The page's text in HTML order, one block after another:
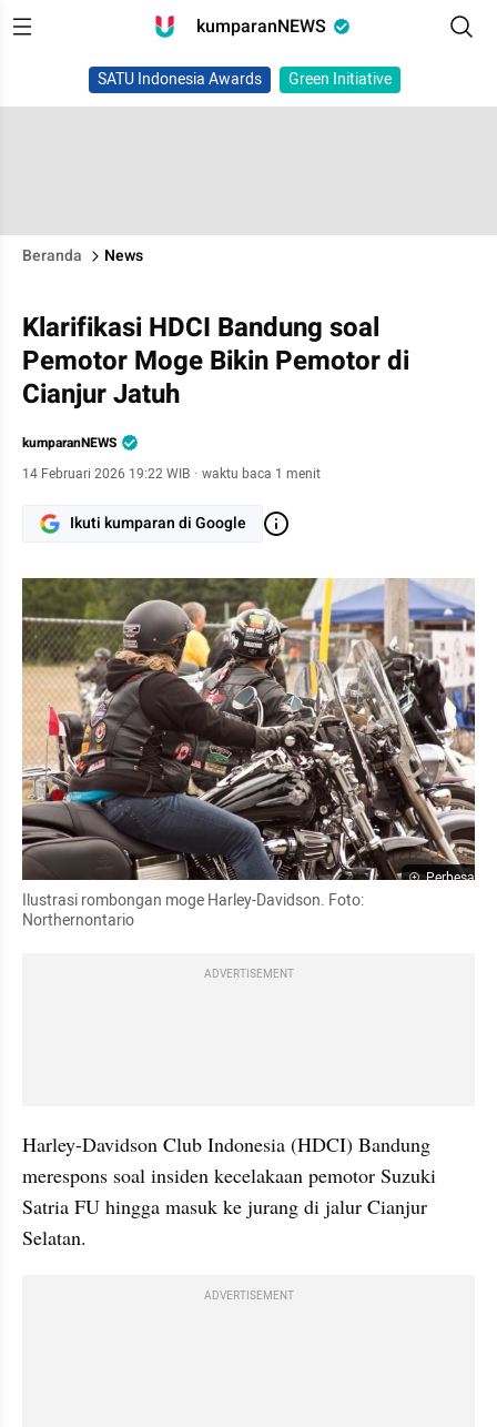
kumparanNEWS
SATU Indonesia Awards Green Initiative
Beranda News
Klarifikasi HDCI Bandung soal
Pemotor Moge Bikin Pemotor di
Cianjur Jatuh
kumparanNEWS
14 Februari 2026 19:22 WIB · waktu baca 1 menit
Ikuti kumparan di Google
Perbesar
Ilustrasi rombongan moge Harley-Davidson. Foto:
Northernontario
ADVERTISEMENT
Harley-Davidson Club Indonesia (HDCI) Bandung
merespons soal insiden kecelakaan pemotor Suzuki
Satria FU hingga masuk ke jurang di jalur Cianjur
Selatan.
ADVERTISEMENT